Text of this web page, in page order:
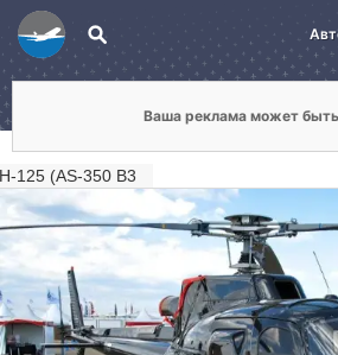
Ваша реклама может
H-125 (AS-350 B3